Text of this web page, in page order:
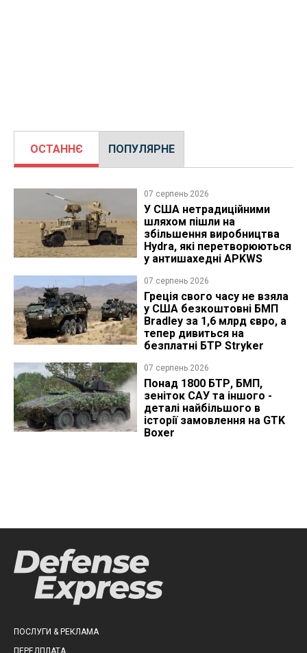
ОСТАННЄ ПОПУЛЯРНЕ
07 серпень 2026
У США нетрадиційними
шляхом пішли на
збільшення виробництва
Hydra, які перетворюються
у антишахедні APKWS
07 серпень 2026
Греція свого часу не взяла
у США безкоштовні БМП
Bradley за 1,6 млрд євро, а
тепер дивиться на
безплатні БТР Stryker
07 серпень 2026
Понад 1800 БТР, БМП,
зеніток САУ та іншого -
деталі найбільшого в
історії замовлення на GTK
Boxer
ПОСЛУГИ & РЕКЛАМА
ПЕРЕДПЛАТА